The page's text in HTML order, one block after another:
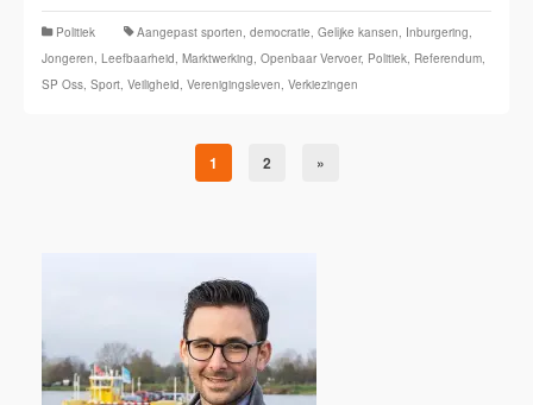
Politiek Aangepast sporten democratie Gelijke kansen Inburgering
Jongeren Leefbaarheid Marktwerking Openbaar Vervoer, Politiek Referendum
SP Oss Sport Veiligheid Verenigingsleven Verkiezingen
1 2 »